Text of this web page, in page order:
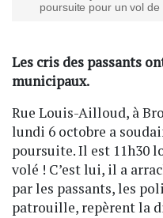
poursuite pour un vol
Les cris des passants
municipaux.
Rue Louis-Ailloud, à
lundi 6 octobre a
poursuite. Il est 11h30
volé ! C’est lui, il a
par les passants, les
patrouille, repèrent la